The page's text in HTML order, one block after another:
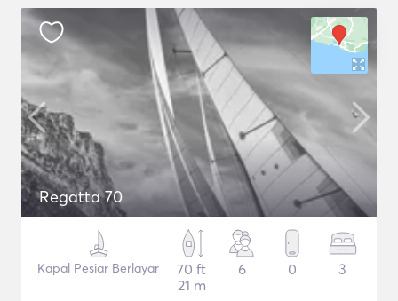
Regatta 70
Kapal Pesiar Berlayar
70 ft
21 m
6 0 3